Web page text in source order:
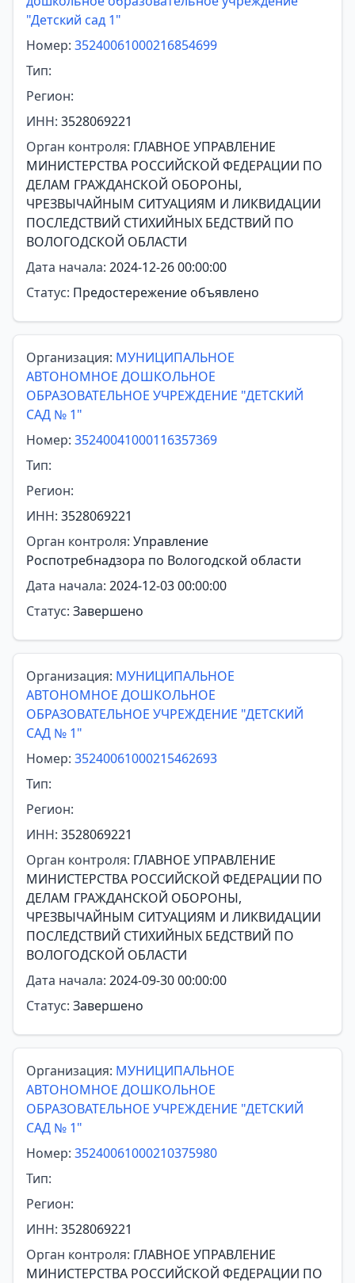
"Детский сад 1"
Номер: 35240061000216854699
Тип:
Регион:
ИНН: 3528069221
Орган контроля: ГЛАВНОЕ УПРАВЛЕНИЕ
МИНИСТЕРСТВА РОССИЙСКОЙ ФЕДЕРАЦИИ ПО
ДЕЛАМ ГРАЖДАНСКОЙ ОБОРОНЫ,
ЧРЕЗВЫЧАЙНЫМ СИТУАЦИЯМ И ЛИКВИДАЦИИ
ПОСЛЕДСТВИЙ СТИХИЙНЫХ БЕДСТВИЙ ПО
ВОЛОГОДСКОЙ ОБЛАСТИ
Дата начала: 2024-12-26 00:00:00
Статус: Предостережение объявлено
Организация: МУНИЦИПАЛЬНОЕ
АВТОНОМНОЕ ДОШКОЛЬНОЕ
ОБРАЗОВАТЕЛЬНОЕ УЧРЕЖДЕНИЕ "ДЕТСКИЙ
САД № 1"
Номер: 35240041000116357369
Тип:
Регион:
ИНН: 3528069221
Орган контроля: Управление
Роспотребнадзора по Вологодской области
Дата начала: 2024-12-03 00:00:00
Статус: Завершено
Организация: МУНИЦИПАЛЬНОЕ
АВТОНОМНОЕ ДОШКОЛЬНОЕ
ОБРАЗОВАТЕЛЬНОЕ УЧРЕЖДЕНИЕ "ДЕТСКИЙ
САД № 1"
Номер: 35240061000215462693
Тип:
Регион:
ИНН: 3528069221
Орган контроля: ГЛАВНОЕ УПРАВЛЕНИЕ
МИНИСТЕРСТВА РОССИЙСКОЙ ФЕДЕРАЦИИ ПО
ДЕЛАМ ГРАЖДАНСКОЙ ОБОРОНЫ,
ЧРЕЗВЫЧАЙНЫМ СИТУАЦИЯМ И ЛИКВИДАЦИИ
ПОСЛЕДСТВИЙ СТИХИЙНЫХ БЕДСТВИЙ ПО
ВОЛОГОДСКОЙ ОБЛАСТИ
Дата начала: 2024-09-30 00:00:00
Статус: Завершено
Организация: МУНИЦИПАЛЬНОЕ
АВТОНОМНОЕ ДОШКОЛЬНОЕ
ОБРАЗОВАТЕЛЬНОЕ УЧРЕЖДЕНИЕ "ДЕТСКИЙ
САД № 1"
Номер: 35240061000210375980
Тип:
Регион:
ИНН: 3528069221
Орган контроля: ГЛАВНОЕ УПРАВЛЕНИЕ
МИНИСТЕРСТВА РОССИЙСКОЙ ФЕДЕРАЦИИ ПО